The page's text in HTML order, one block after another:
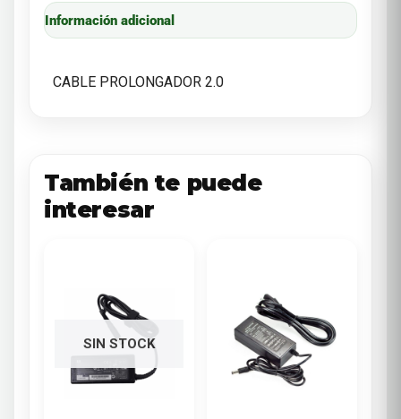
Información adicional
CABLE PROLONGADOR 2.0
También te puede
interesar
SIN STOCK